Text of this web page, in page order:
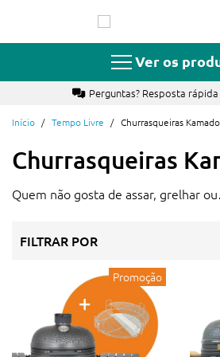
o
Ver os
Perguntas? Resposta
Início Tempo Livre Churrasqueiras Kamado
Churrasqueiras
Quem não gosta de assar, grelhar ou
ao ar livre, pois ele veda muito bem,
independentemente da época do ano
que for utilizado.
O que é um churrasco Kamado?
É uma churrasqueira de cerâmica
FILTRAR POR
Promoção